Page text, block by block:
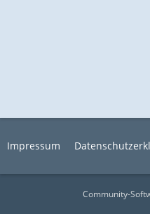
Impressum
Community-